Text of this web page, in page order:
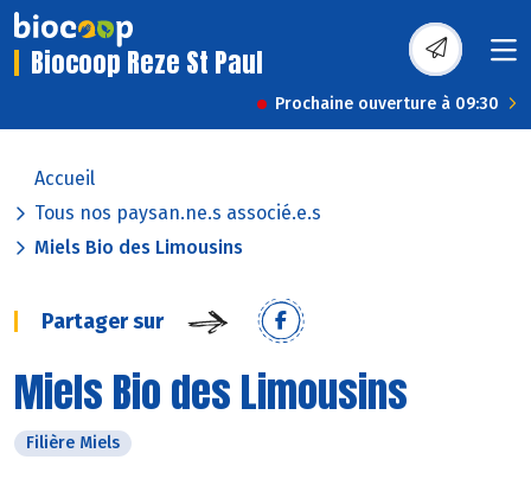
Biocoop Reze St Paul
Prochaine ouverture à 09:30
Accueil
Tous nos paysan.ne.s associé.e.s
Miels Bio des Limousins
Partager sur
Miels Bio des Limousins
Filière Miels